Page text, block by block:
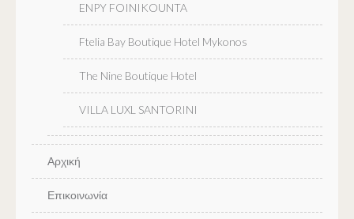
ENPY FOINIKOUNTA
Ftelia Bay Boutique Hotel Mykonos
The Nine Boutique Hotel
VILLA LUXL SANTORINI
Αρχική
Επικοινωνία